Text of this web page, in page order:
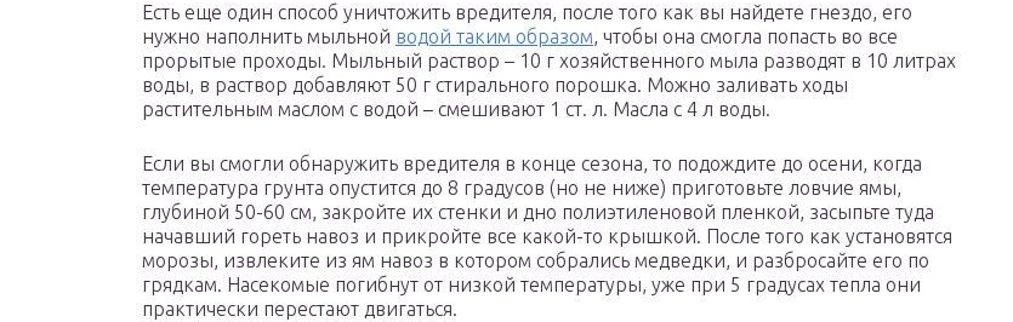
Есть еще один способ уничтожить вредителя, после того как вы найдете гнездо, его
нужно наполнить мыльной водой таким образом, чтобы она смогла попасть во все
прорытые проходы. Мыльный раствор – 10 г хозяйственного мыла разводят в 10 литрах
воды, в раствор добавляют 50 г стирального порошка. Можно заливать ходы
растительным маслом с водой – смешивают 1 ст. л. Масла с 4 л воды.
Если вы смогли обнаружить вредителя в конце сезона, то подождите до осени, когда
температура грунта опустится до 8 градусов (но не ниже) приготовьте ловчие ямы,
глубиной 50-60 см, закройте их стенки и дно полиэтиленовой пленкой, засыпьте туда
начавший гореть навоз и прикройте все какой-то крышкой. После того как установятся
морозы, извлеките из ям навоз в котором собрались медведки, и разбросайте его по
грядкам. Насекомые погибнут от низкой температуры, уже при 5 градусах тепла они
практически перестают двигаться.